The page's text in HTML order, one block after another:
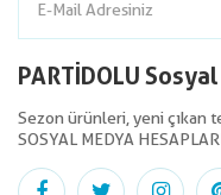
PARTİDOLU
Sezon ürünleri, yeni çıkan
SOSYAL MEDYA